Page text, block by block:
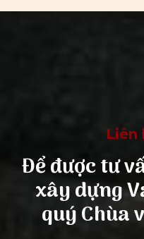
Liên
Để được tư
xây dựng
quý Chùa